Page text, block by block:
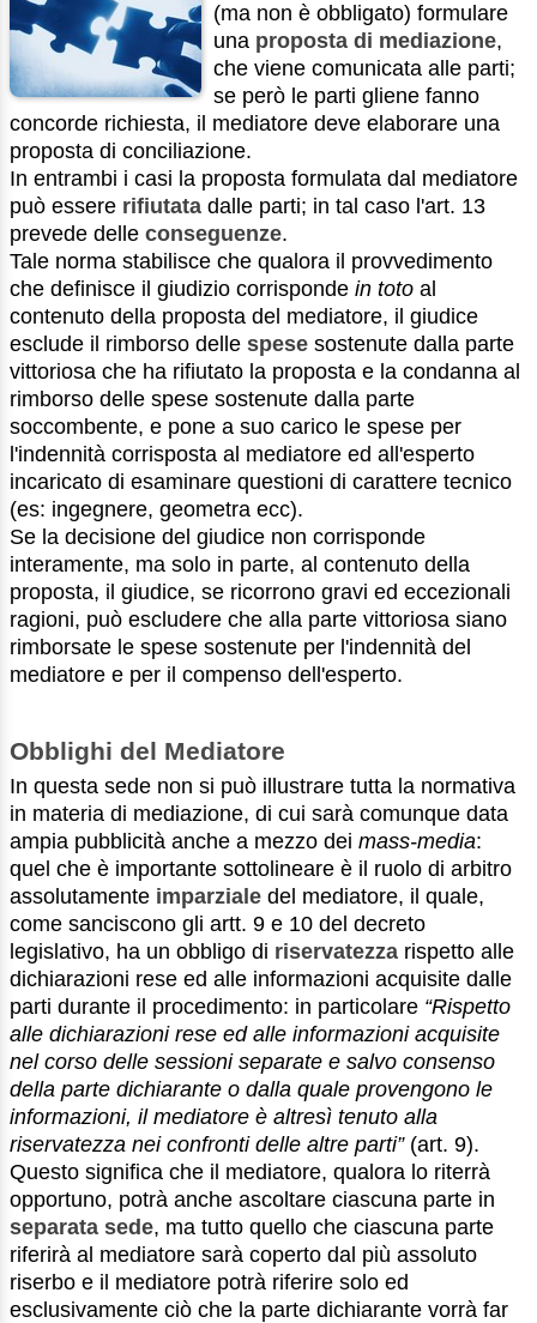
(ma non è obbligato) formulare
una proposta di mediazione,
che viene comunicata alle parti;
se però le parti gliene fanno
concorde richiesta, il mediatore deve elaborare una
proposta di conciliazione.
In entrambi i casi la proposta formulata dal mediatore
può essere rifiutata dalle parti; in tal caso l'art. 13
prevede delle conseguenze.
Tale norma stabilisce che qualora il provvedimento
che definisce il giudizio corrisponde in toto al
contenuto della proposta del mediatore, il giudice
esclude il rimborso delle spese sostenute dalla parte
vittoriosa che ha rifiutato la proposta e la condanna al
rimborso delle spese sostenute dalla parte
soccombente, e pone a suo carico le spese per
l'indennità corrisposta al mediatore ed all'esperto
incaricato di esaminare questioni di carattere tecnico
(es: ingegnere, geometra ecc).
Se la decisione del giudice non corrisponde
interamente, ma solo in parte, al contenuto della
proposta, il giudice, se ricorrono gravi ed eccezionali
ragioni, può escludere che alla parte vittoriosa siano
rimborsate le spese sostenute per l'indennità del
mediatore e per il compenso dell'esperto.
Obblighi del Mediatore
In questa sede non si può illustrare tutta la normativa
in materia di mediazione, di cui sarà comunque data
ampia pubblicità anche a mezzo dei mass-media:
quel che è importante sottolineare è il ruolo di arbitro
assolutamente imparziale del mediatore, il quale,
come sanciscono gli artt. 9 e 10 del decreto
legislativo, ha un obbligo di riservatezza rispetto alle
dichiarazioni rese ed alle informazioni acquisite dalle
parti durante il procedimento: in particolare “Rispetto
alle dichiarazioni rese ed alle informazioni acquisite
nel corso delle sessioni separate e salvo consenso
della parte dichiarante o dalla quale provengono le
informazioni, il mediatore è altresì tenuto alla
riservatezza nei confronti delle altre parti”(art. 9).
Questo significa che il mediatore, qualora lo riterrà
opportuno, potrà anche ascoltare ciascuna parte in
separata sede, ma tutto quello che ciascuna parte
riferirà al mediatore sarà coperto dal più assoluto
riserbo e il mediatore potrà riferire solo ed
esclusivamente ciò che la parte dichiarante vorrà far